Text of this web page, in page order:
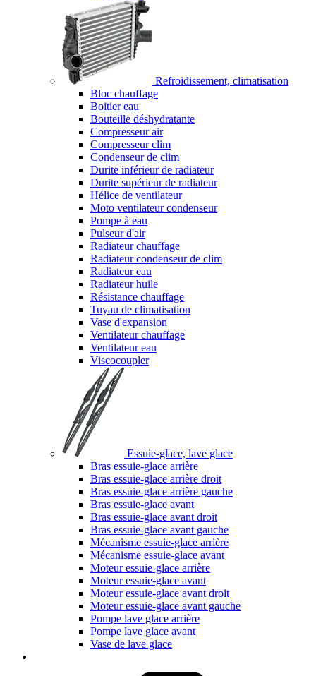
Refroidissement, climatisation
Bloc chauffage
Boitier eau
Bouteille déshydratante
Compresseur air
Compresseur clim
Condenseur de clim
Durite inférieur de radiateur
Durite supérieur de radiateur
Hélice de ventilateur
Moto ventilateur condenseur
Pompe à eau
Pulseur d'air
Radiateur chauffage
Radiateur condenseur de clim
Radiateur eau
Radiateur huile
Résistance chauffage
Tuyau de climatisation
Vase d'expansion
Ventilateur chauffage
Ventilateur eau
Viscocoupler
Essuie-glace, lave glace
Bras essuie-glace arrière
Bras essuie-glace arrière droit
Bras essuie-glace arrière gauche
Bras essuie-glace avant
Bras essuie-glace avant droit
Bras essuie-glace avant gauche
Mécanisme essuie-glace arrière
Mécanisme essuie-glace avant
Moteur essuie-glace arrière
Moteur essuie-glace avant
Moteur essuie-glace avant droit
Moteur essuie-glace avant gauche
Pompe lave glace arrière
Pompe lave glace avant
Vase de lave glace